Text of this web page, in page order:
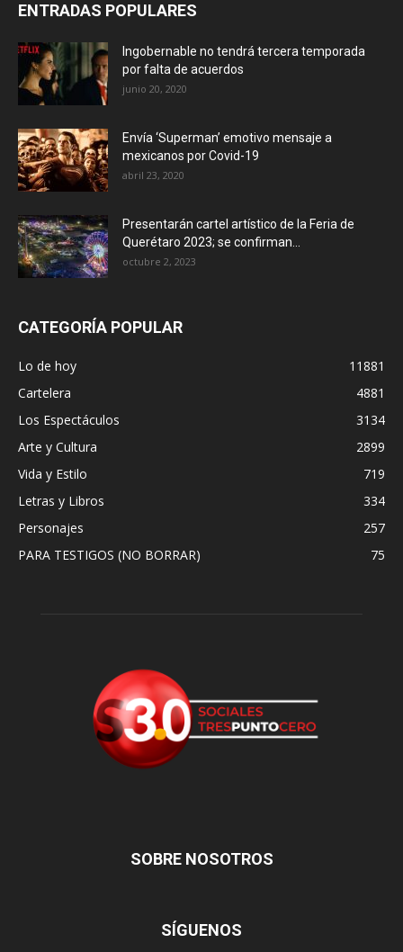
ENTRADAS POPULARES
Ingobernable no tendrá tercera temporada
por falta de acuerdos
junio 20, 2020
Envía ‘Superman’ emotivo mensaje a
mexicanos por Covid-19
abril 23, 2020
Presentarán cartel artístico de la Feria de
Querétaro 2023; se confirman...
octubre 2, 2023
CATEGORÍA POPULAR
Lo de hoy
11881
Cartelera
4881
Los Espectáculos
3134
Arte y Cultura
2899
Vida y Estilo
719
Letras y Libros
334
Personajes
257
PARA TESTIGOS (NO BORRAR)
75
SOBRE NOSOTROS
SÍGUENOS